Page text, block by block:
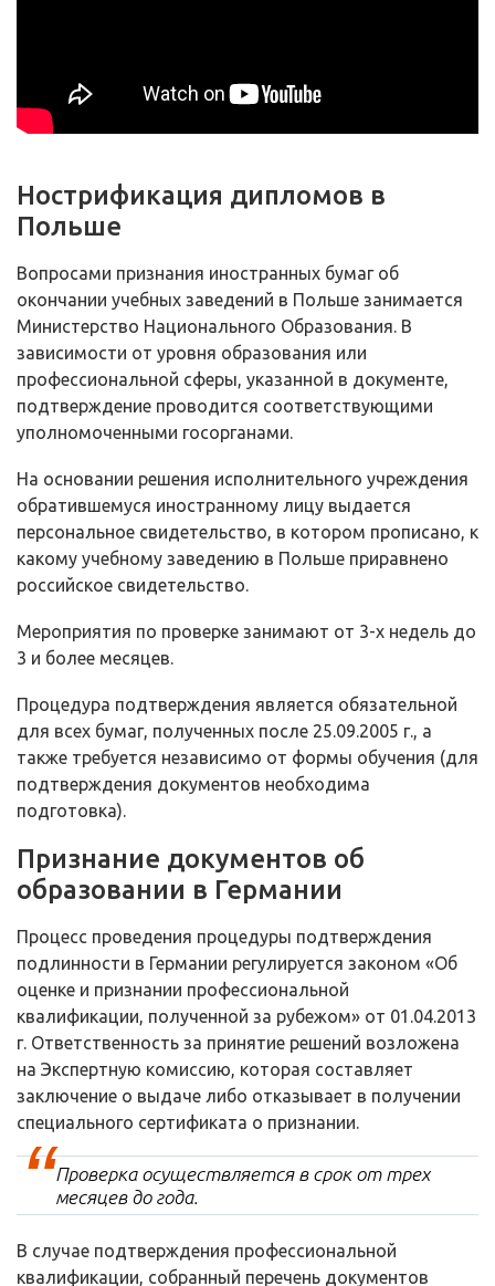
Нострификация дипломов в
Польше
Вопросами признания иностранных бумаг об
окончании учебных заведений в Польше занимается
Министерство Национального Образования. В
зависимости от уровня образования или
профессиональной сферы, указанной в документе,
подтверждение проводится соответствующими
уполномоченными госорганами.
На основании решения исполнительного учреждения
обратившемуся иностранному лицу выдается
персональное свидетельство, в котором прописано, к
какому учебному заведению в Польше приравнено
российское свидетельство.
Мероприятия по проверке занимают от 3-х недель до
3 и более месяцев.
Процедура подтверждения является обязательной
для всех бумаг, полученных после 25.09.2005 г., а
также требуется независимо от формы обучения (для
подтверждения документов необходима
подготовка).
Признание документов об
образовании в Германии
Процесс проведения процедуры подтверждения
подлинности в Германии регулируется законом «Об
оценке и признании профессиональной
квалификации, полученной за рубежом» от 01.04.2013
г. Ответственность за принятие решений возложена
на Экспертную комиссию, которая составляет
заключение о выдаче либо отказывает в получении
специального сертификата о признании.
Проверка осуществляется в срок от трех
месяцев до года.
В случае подтверждения профессиональной
квалификации, собранный перечень документов